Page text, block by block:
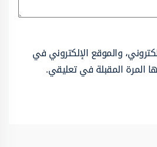
والموقع الإلكتروني في
المرة المقبلة في تعليقي.